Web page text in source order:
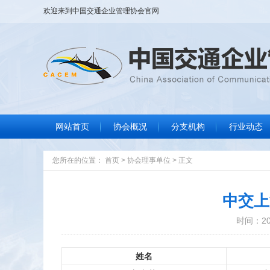
欢迎来到 中国交通企业管理协会官网
网站首页 协会概况
协会简介
协会章程
组织结构
协会领导
协会大事记
协会荣誉
联系我们
分支机构 行业动态
行业要闻
标准规范
政策法规
信息服务
您所在的位置： 首页 > 协会理事单位 > 正文
中交
时间：
姓名